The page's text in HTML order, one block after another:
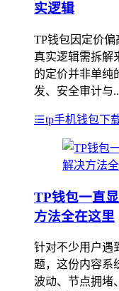
实逻辑
TP钱包因定价
真实逻辑需拆解
的定价并非单纯
发、安全审计与
tp手机钱包下
TP钱包一直
方法全在这里
针对不少用户遇
题，这份内容系
波动、节点拥堵